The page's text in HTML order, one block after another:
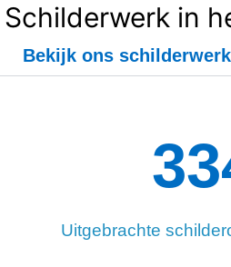
Schilderwerk in
Bekijk ons
Uitgebrachte